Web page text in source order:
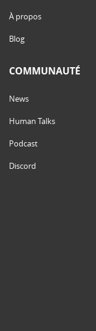
À propos
Blog
COMMUNAUTÉ
News
Human Talks
Podcast
Discord